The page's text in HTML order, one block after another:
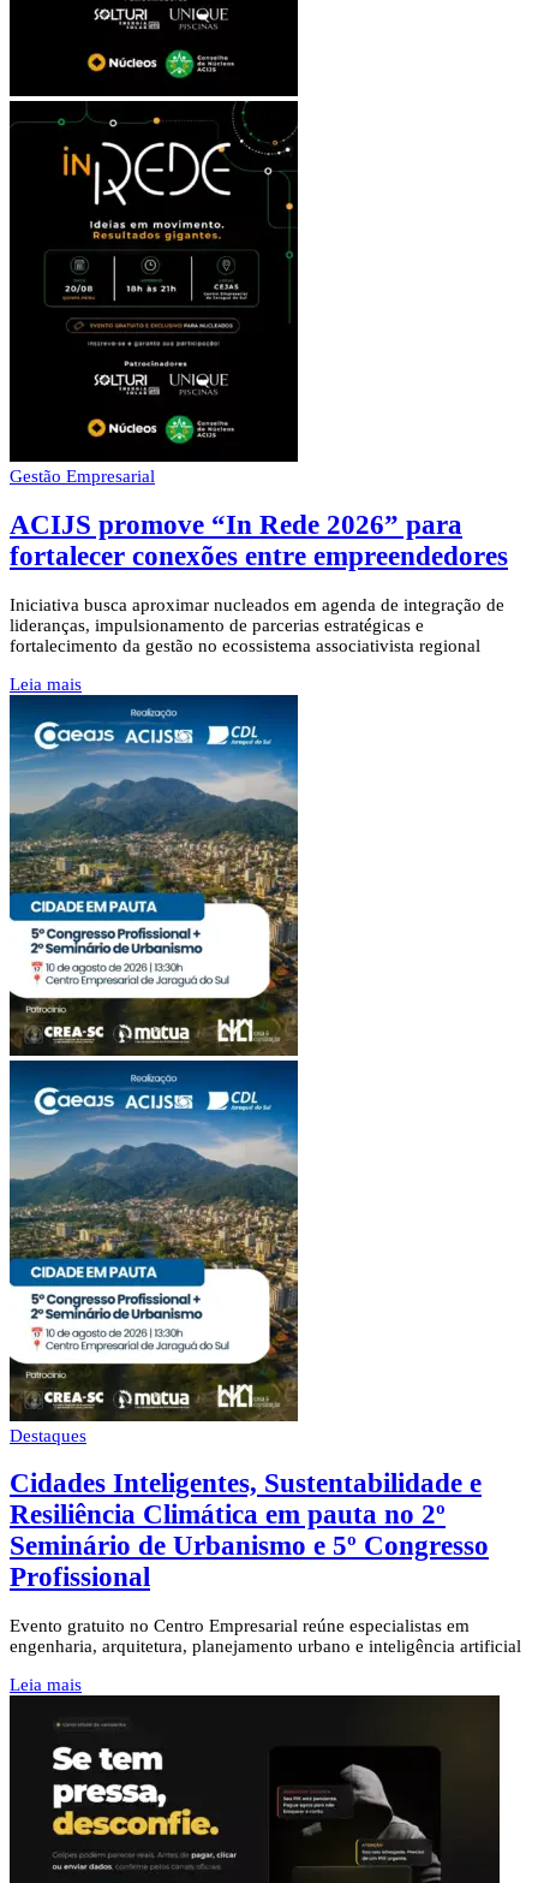
Gestão Empresarial
ACIJS promove “In Rede 2026” para
fortalecer conexões entre empreendedores
Iniciativa busca aproximar nucleados em agenda de integração de
lideranças, impulsionamento de parcerias estratégicas e
fortalecimento da gestão no ecossistema associativista regional
Leia mais
Destaques
Cidades Inteligentes, Sustentabilidade e
Resiliência Climática em pauta no 2º
Seminário de Urbanismo e 5º Congresso
Profissional
Evento gratuito no Centro Empresarial reúne especialistas em
engenharia, arquitetura, planejamento urbano e inteligência artificial
Leia mais